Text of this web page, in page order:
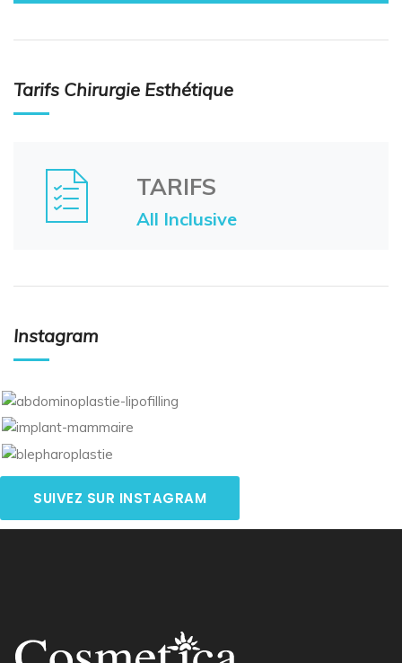
Tarifs Chirurgie Esthétique
TARIFS
All Inclusive
Instagram
SUIVEZ SUR INSTAGRAM